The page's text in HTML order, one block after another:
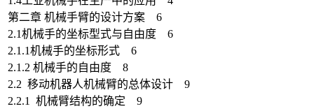
第二章 机械手臂的设计方案 6
2.1机械手的坐标型式与自由度 6
2.1.1机械手的坐标形式 6
2.1.2 机械手的自由度 8
2.2 移动机器人机械臂的总体设计 9
2.2.1 机械臂结构的确定 9